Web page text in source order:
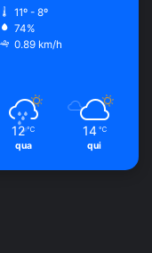
11º - 8º
74%
0.89 km/h
12 ℃
qua
14 ℃
qui